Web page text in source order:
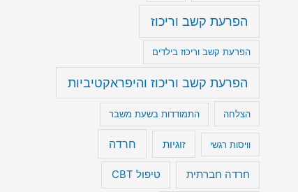
הפרעת קשב וריכוז
הפרעת קשב וריכוז בילדים
הפרעת קשב וריכוז והיפראקטיביות
הצלחה התמודדות בשעת משבר
וויסות רגשי זוגיות חרדה
חרדה חברתית טיפול CBT